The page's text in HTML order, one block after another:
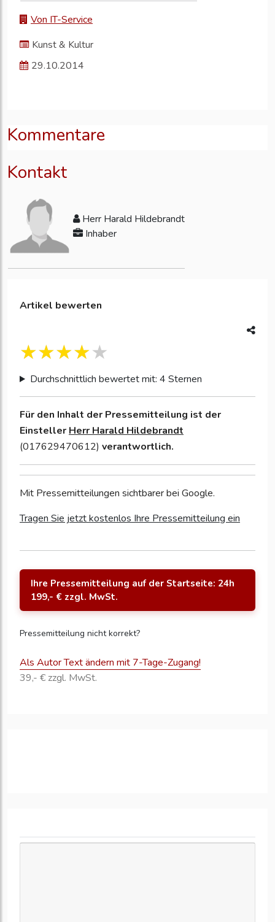
Von IT-Service
Kunst & Kultur
29.10.2014
Kommentare
Kontakt
Herr Harald Hildebrandt
Inhaber
Artikel bewerten
Durchschnittlich bewertet mit: 4 Sternen
Für den Inhalt der Pressemitteilung ist der
Einsteller Herr Harald Hildebrandt
(017629470612) verantwortlich.
Mit Pressemitteilungen sichtbarer bei Google.
Tragen Sie jetzt kostenlos Ihre Pressemitteilung ein
Ihre Pressemitteilung auf der Startseite: 24h
199,- € zzgl. MwSt.
Pressemitteilung nicht korrekt?
Als Autor Text ändern mit 7-Tage-Zugang!
39,- € zzgl. MwSt.